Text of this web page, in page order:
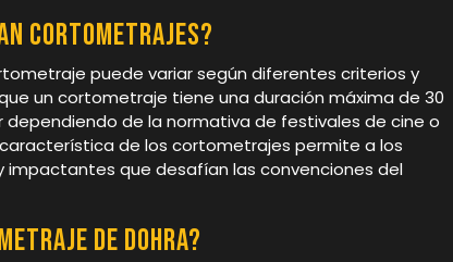
cortometrajes?
puede variar según diferentes criterios y
un cortometraje tiene una duración máxima de 30
de la normativa de festivales de cine o
de los cortometrajes permite a los
impactantes que desafían las convenciones del
de Dohra?